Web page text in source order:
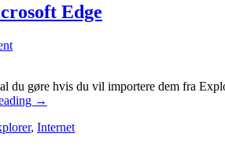
Edge
du gøre hvis du vil importere dem fra
→
, Internet